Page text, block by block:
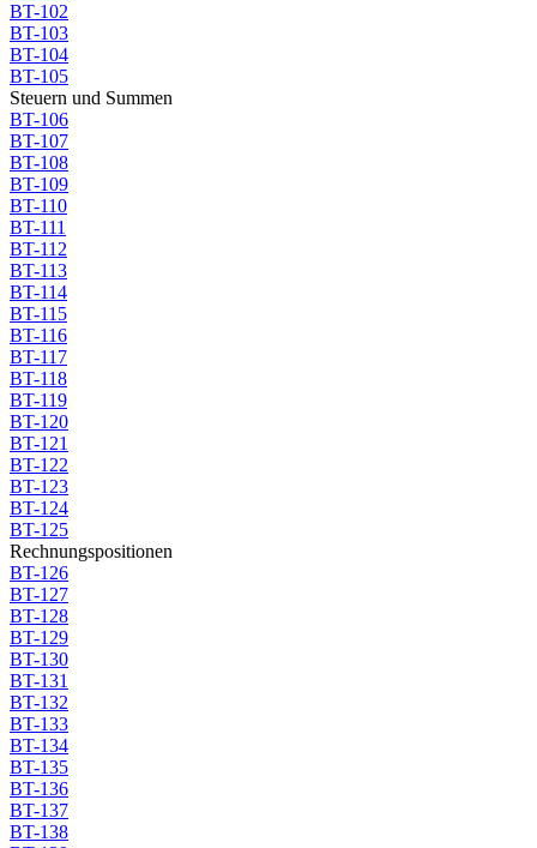
BT-102
BT-103
BT-104
BT-105
Steuern und Summen
BT-106
BT-107
BT-108
BT-109
BT-110
BT-111
BT-112
BT-113
BT-114
BT-115
BT-116
BT-117
BT-118
BT-119
BT-120
BT-121
BT-122
BT-123
BT-124
BT-125
Rechnungspositionen
BT-126
BT-127
BT-128
BT-129
BT-130
BT-131
BT-132
BT-133
BT-134
BT-135
BT-136
BT-137
BT-138